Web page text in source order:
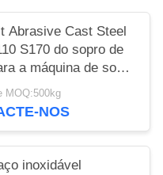
Abrasive Cast Steel
S170 do sopro de
a máquina de sopro
MOQ:500kg
NOS
inoxidável